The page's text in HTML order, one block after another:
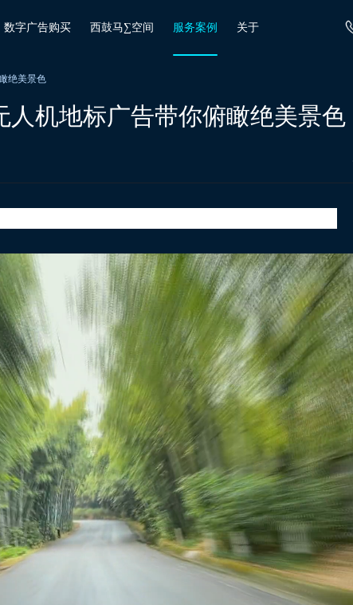
数字广告购买 西鼓马∑空间 服务案例 关于
绝美景色
机地标广告带你俯瞰绝美景色